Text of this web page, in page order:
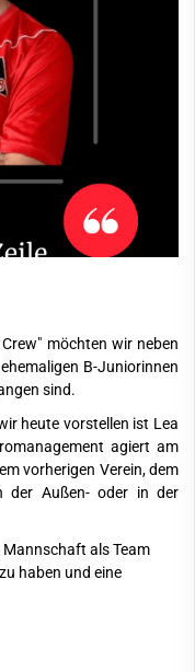
möchten wir neben
B-Juniorinnen
sind.
heute vorstellen ist Lea
agiert am
vorherigen Verein, dem
der Außen- oder in der
als Team
haben und eine